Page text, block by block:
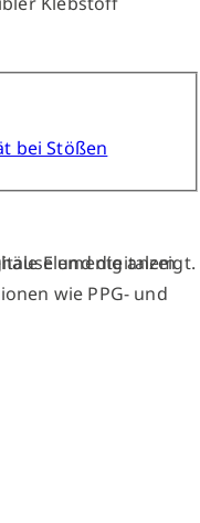
bei Stößen
wie PPG- und